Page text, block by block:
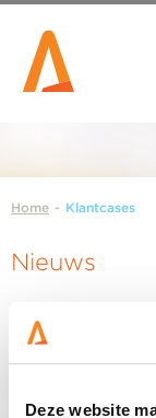
Deze website
Home - Klantcases
Nieuws